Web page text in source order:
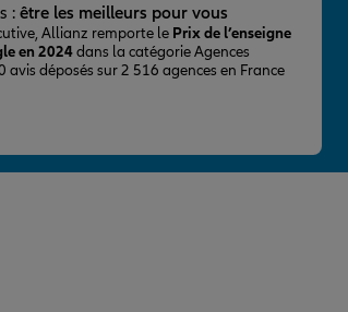
: être les meilleurs pour vous
Allianz remporte le Prix de l’enseigne
en 2024dans la catégorie Agences
avis déposés sur 2 516 agences en France